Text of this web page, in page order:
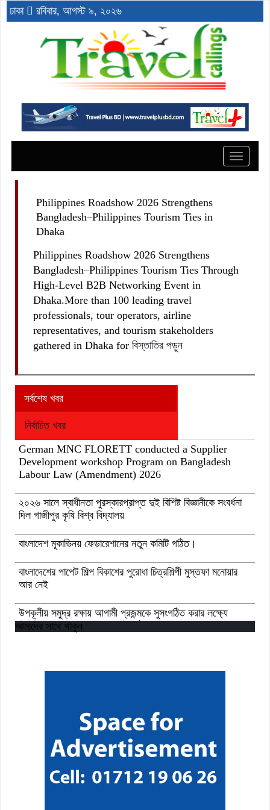
ঢাকা রবিবার, আগস্ট ৯, ২০২৬
Toggle
Philippines Roadshow 2026 Strengthens
Bangladesh–Philippines Tourism Ties in
Dhaka
Philippines Roadshow 2026 Strengthens
Bangladesh–Philippines Tourism Ties Through
High-Level B2B Networking Event in
Dhaka.More than 100 leading travel
professionals, tour operators, airline
representatives, and tourism stakeholders
gathered in Dhaka for বিস্তাতির পড়ুন
সর্বশেষ খবর
নির্বাচিত খবর
German MNC FLORETT conducted a Supplier
Development workshop Program on Bangladesh
Labour Law (Amendment) 2026
২০২৬ সালে স্বাধীনতা পুরস্কারপ্রাপ্ত দুই বিশিষ্ট বিজ্ঞানীকে সংবর্ধনা
দিল গাজীপুর কৃষি বিশ্ব বিদ্যালয়
বাংলাদেশ মূকাভিনয় ফেডারেশানের নতুন কমিটি গঠিত।
বাংলাদেশের পাপেট শিল্প বিকাশের পুরোধা চিত্রশিল্পী মুস্তফা মনোয়ার
আর নেই
উপকূলীয় সমুদ্র রক্ষায় আগামী প্রজন্মকে সুসংগঠিত করার লক্ষ্যে
ডিজিটাল ‘ইউথ ফর ওশান’ প্ল্যাটফর্ম’-এর সুচনা
আমাদের সাথে থাকুন